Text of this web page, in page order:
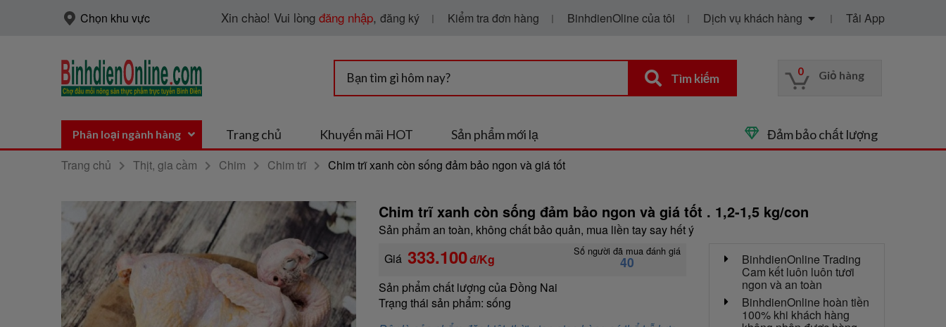
Chọn khu vực Xin chào! Vui lòng đăng nhập, đăng ký Kiểm tra đơn hàng BinhdienOline của tôi Dịch vụ khách hàng Tải App
Tìm kiếm 0 Giỏ hàng
Phân loại ngành hàng Trang chủ Khuyến mãi HOT Sản phẩm mới lạ Đảm bảo chất lượng
Trang chủ Thịt, gia cầm Chim Chim trĩ Chim trĩ xanh còn sống đảm bảo ngon và giá tốt
Chim trĩ xanh còn sống đảm bảo ngon và giá tốt . 1,2-1,5 kg/con
Sản phẩm an toàn, không chất bảo quản, mua liền tay say hết ý
Giá 333.100đ/Kg
Số người đã mua đánh giá
40
Sản phẩm chất lượng của Đồng Nai
Trạng thái sản phẩm: sống
BinhdienOnline Trading
Cam kết luôn luôn tươi
ngon và an toàn
BinhdienOnline hoàn tiền
100% khi khách hàng